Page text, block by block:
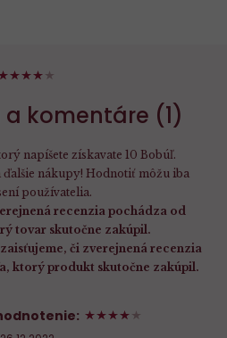
komentáre (1)
napíšete získavate 10 Bobúľ.
ďalšie nákupy! Hodnotiť môžu iba
používatelia.
recenzia pochádza od
tovar skutočne zakúpil.
či zverejnená recenzia
ktorý produkt skutočne zakúpil.
80%